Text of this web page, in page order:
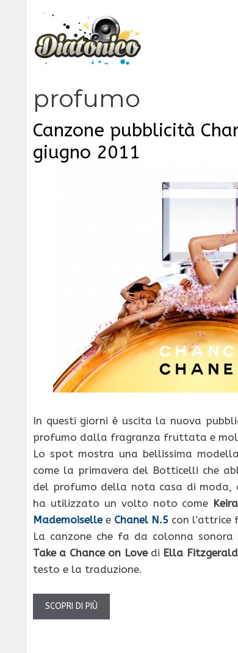
contenuto
profumo
Canzone pubblicità
giugno 2011
In questi giorni è uscita la nuova
profumo dalla fragranza fruttata e
Lo spot mostra una bellissima
come la primavera del Botticelli che
del profumo della nota casa di moda,
ha utilizzato un volto noto come
Mademoisellee Chanel N.5 con l’attrice
La canzone che fa da colonna
Take a Chance on Lovedi Ella Fitzgerald
testo e la traduzione.
SCOPRI DI PIÙ